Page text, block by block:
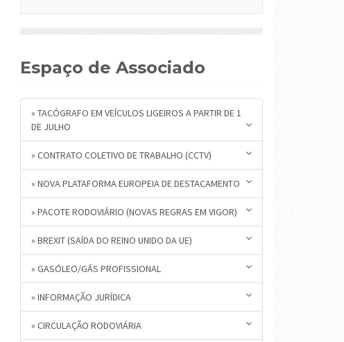
Espaço de Associado
» TACÓGRAFO EM VEÍCULOS LIGEIROS A PARTIR DE 1
DE JULHO
» CONTRATO COLETIVO DE TRABALHO (CCTV)
» NOVA PLATAFORMA EUROPEIA DE DESTACAMENTO
» PACOTE RODOVIÁRIO (NOVAS REGRAS EM VIGOR)
» BREXIT (SAÍDA DO REINO UNIDO DA UE)
» GASÓLEO/GÁS PROFISSIONAL
» INFORMAÇÃO JURÍDICA
» CIRCULAÇÃO RODOVIÁRIA